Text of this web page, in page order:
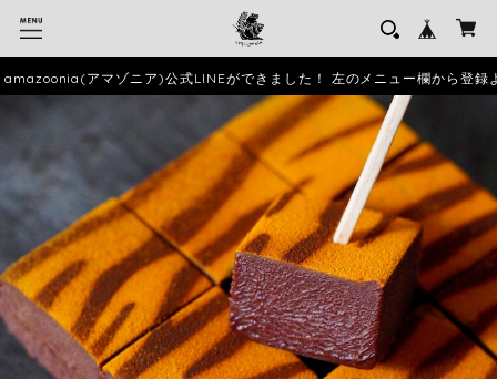
アマゾニア)公式LINEができました！ 左のメニュー欄から登録よろ